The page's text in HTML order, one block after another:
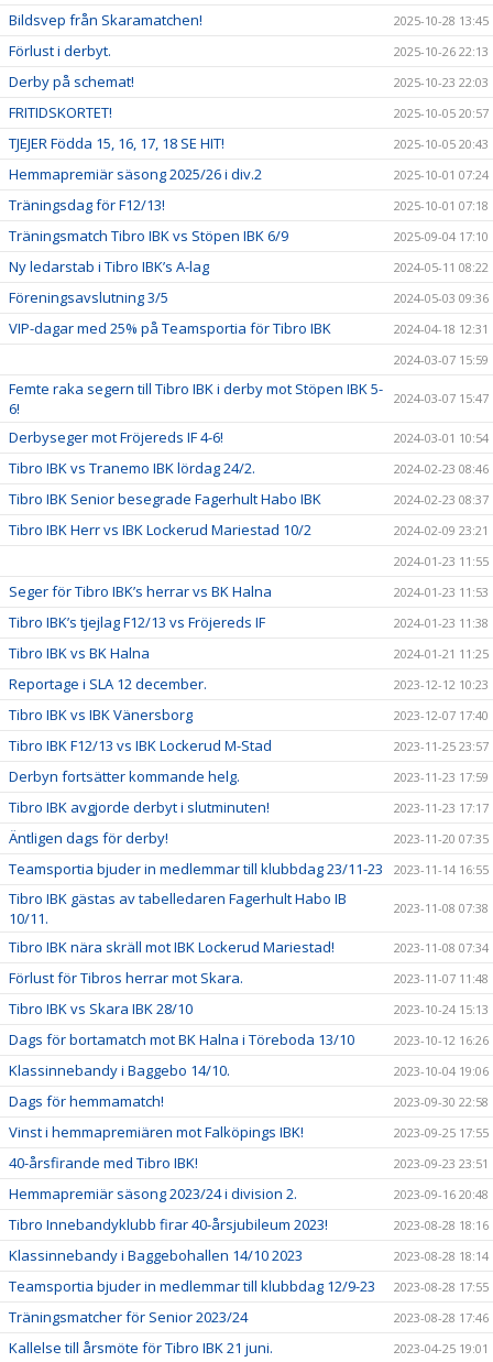
Bildsvep från Skaramatchen! 2025-10-28 13:45
Förlust i derbyt. 2025-10-26 22:13
Derby på schemat! 2025-10-23 22:03
FRITIDSKORTET! 2025-10-05 20:57
TJEJER Födda 15, 16, 17, 18 SE HIT! 2025-10-05 20:43
Hemmapremiär säsong 2025/26 i div.2 2025-10-01 07:24
Träningsdag för F12/13! 2025-10-01 07:18
Träningsmatch Tibro IBK vs Stöpen IBK 6/9 2025-09-04 17:10
Ny ledarstab i Tibro IBK’s A-lag 2024-05-11 08:22
Föreningsavslutning 3/5 2024-05-03 09:36
VIP-dagar med 25% på Teamsportia för Tibro IBK
2024-04-18 12:31
2024-03-07 15:59
Femte raka segern till Tibro IBK i derby mot Stöpen IBK 5-
6!
2024-03-07 15:47
Derbyseger mot Fröjereds IF 4-6! 2024-03-01 10:54
Tibro IBK vs Tranemo IBK lördag 24/2. 2024-02-23 08:46
Tibro IBK Senior besegrade Fagerhult Habo IBK 2024-02-23 08:37
Tibro IBK Herr vs IBK Lockerud Mariestad 10/2
2024-02-09 23:21
2024-01-23 11:55
Seger för Tibro IBK’s herrar vs BK Halna 2024-01-23 11:53
Tibro IBK’s tjejlag F12/13 vs Fröjereds IF 2024-01-23 11:38
Tibro IBK vs BK Halna 2024-01-21 11:25
Reportage i SLA 12 december. 2023-12-12 10:23
Tibro IBK vs IBK Vänersborg 2023-12-07 17:40
Tibro IBK F12/13 vs IBK Lockerud M-Stad 2023-11-25 23:57
Derbyn fortsätter kommande helg. 2023-11-23 17:59
Tibro IBK avgjorde derbyt i slutminuten! 2023-11-23 17:17
Äntligen dags för derby! 2023-11-20 07:35
Teamsportia bjuder in medlemmar till klubbdag 23/11-23 2023-11-14 16:55
Tibro IBK gästas av tabelledaren Fagerhult Habo IB
10/11.
2023-11-08 07:38
Tibro IBK nära skräll mot IBK Lockerud Mariestad! 2023-11-08 07:34
Förlust för Tibros herrar mot Skara. 2023-11-07 11:48
Tibro IBK vs Skara IBK 28/10 2023-10-24 15:13
Dags för bortamatch mot BK Halna i Töreboda 13/10 2023-10-12 16:26
Klassinnebandy i Baggebo 14/10. 2023-10-04 19:06
Dags för hemmamatch! 2023-09-30 22:58
Vinst i hemmapremiären mot Falköpings IBK! 2023-09-25 17:55
40-årsfirande med Tibro IBK! 2023-09-23 23:51
Hemmapremiär säsong 2023/24 i division 2. 2023-09-16 20:48
Tibro Innebandyklubb firar 40-årsjubileum 2023! 2023-08-28 18:16
Klassinnebandy i Baggebohallen 14/10 2023 2023-08-28 18:14
Teamsportia bjuder in medlemmar till klubbdag 12/9-23 2023-08-28 17:55
Träningsmatcher för Senior 2023/24 2023-08-28 17:46
Kallelse till årsmöte för Tibro IBK 21 juni. 2023-04-25 19:01